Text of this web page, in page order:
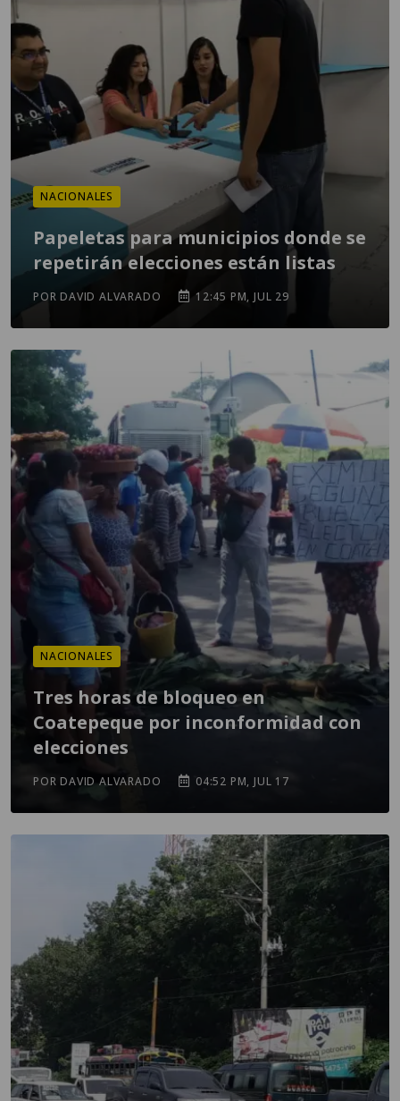
NACIONALES
Papeletas para municipios donde se
repetirán elecciones están listas
POR DAVID ALVARADO 12:45 PM, JUL 29
NACIONALES
Tres horas de bloqueo en
Coatepeque por inconformidad con
elecciones
POR DAVID ALVARADO 04:52 PM, JUL 17